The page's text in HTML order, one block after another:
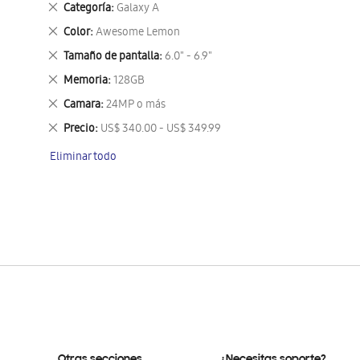
Categoría Galaxy A
Eliminar
este
artículo
Color Awesome Lemon
Eliminar
este
artículo
Tamaño de pantalla 6.0" - 6.9"
Eliminar
este
artículo
Memoria 128GB
Eliminar
este
artículo
Camara 24MP o más
Eliminar
este
artículo
Precio US$ 340.00 - US$ 349.99
Eliminar
artículo
Eliminar todo